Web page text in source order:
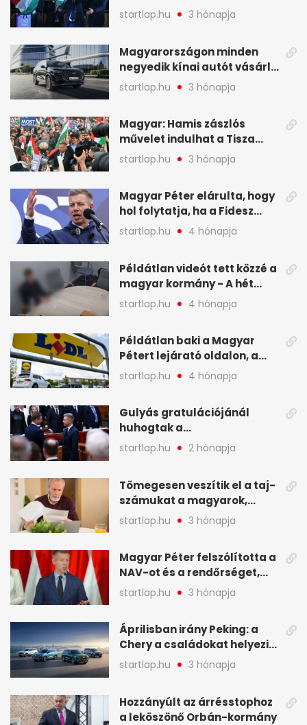
mutatjuk, hogyan alakulnak
a mandátumok
startlap.hu 3 hónapja
Magyarországon minden
negyedik kínai autót vásárló
a Chery mellett döntött (X)
startlap.hu 3 hónapja
Magyar: Hamis zászlós
művelet indulhat a Tisza
ellen a választás napján - A
hét legfontosabb eseményei
startlap.hu 3 hónapja
Magyar Péter elárulta, hogy
hol folytatja, ha a Fidesz
nyeri a választást - A hét
legfontosabb hírei
startlap.hu 4 hónapja
Példátlan videót tett közzé a
magyar kormány - A hét
legfontosabb hírei
képekben
startlap.hu 4 hónapja
Példátlan baki a Magyar
Pétert lejárató oldalon, a
Lidlnek azonnal lépnie
kellett - A hét legfontosabb
startlap.hu 4 hónapja
Gulyás gratulációjánál
huhogtak a
leghangosabban, miután
Magyart miniszterelnökké
legfontosabb hírei
képekben
startlap.hu 2 hónapja
Tömegesen veszítik el a taj-
számukat a magyarok,
sokak ellen eljárást indít a
NAV - A hét hírei képekben
startlap.hu 3 hónapja
Magyar Péter felszólította a
NAV-ot és a rendőrséget,
tartóztassák le a NER-es
oligarchákat - A hét
startlap.hu 3 hónapja
Áprilisban irány Peking: a
Chery a családokat helyezi
globális mobilitási
programja középpontjába
startlap.hu 3 hónapja
Hozzányúlt az árrésstophoz
a leköszönő Orbán-kormány